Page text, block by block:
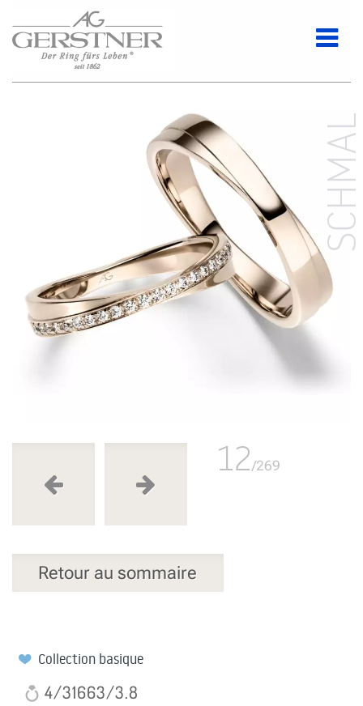
12/269
Retour au sommaire
Collection basique
4/31663/3.8